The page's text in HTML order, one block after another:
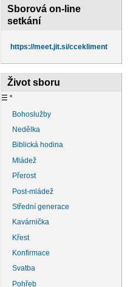
Sborová on-line
setkání
https://meet.jit.si/ccekliment
Život sboru
☰ ˟
Bohoslužby
Nedělka
Biblická hodina
Mládež
Přerost
Post-mládež
Střední generace
Kavárnička
Křest
Konfirmace
Svatba
Pohřeb